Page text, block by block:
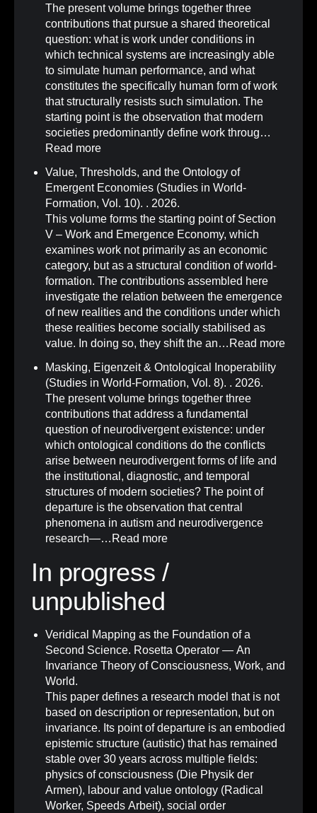
The present volume brings together three
contributions that pursue a shared theoretical
question: what is work under conditions in
which technical systems are increasingly able
to simulate human performance, and what
constitutes the specifically human form of work
that structurally resists such simulation. The
starting point is the observation that modern
societies predominantly define work throug…
Read more
Value, Thresholds, and the Ontology of
Emergent Economies (Studies in World-
Formation, Vol. 10). . 2026.
This volume forms the starting point of Section
V – Work and Emergence Economy, which
examines work not primarily as an economic
category, but as a structural condition of world-
formation. The contributions assembled here
investigate the relation between the emergence
of new realities and the conditions under which
these realities become socially stabilised as
value. In doing so, they shift the an… Read more
Masking, Eigenzeit & Ontological Inoperability
(Studies in World-Formation, Vol. 8). . 2026.
The present volume brings together three
contributions that address a fundamental
question of neurodivergent existence: under
which ontological conditions do the conflicts
arise between neurodivergent forms of life and
the institutional, diagnostic, and temporal
structures of modern societies? The point of
departure is the observation that central
phenomena in autism and neurodivergence
research—… Read more
In progress /
unpublished
Veridical Mapping as the Foundation of a
Second Science. Rosetta Operator — An
Invariance Theory of Consciousness, Work, and
World.
This paper defines a research model that is not
based on description or representation, but on
invariance. Its point of departure is an embodied
epistemic structure (autistic) that has remained
stable over 30 years across multiple fields:
physics of consciousness (Die Physik der
Armen), labour and value ontology (Radical
Worker, Speeds Arbeit), social order